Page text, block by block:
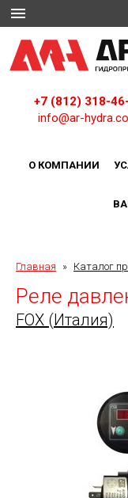
+7 (812) 318-
info@ar-
О КОМПАНИИ
Главная » Каталог
Реле
FOX (Италия)